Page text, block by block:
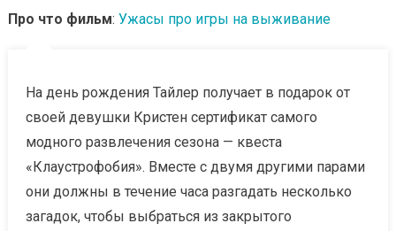
Про что фильм: Ужасы про игры на выживание
На день рождения Тайлер получает в подарок от
своей девушки Кристен сертификат самого
модного развлечения сезона — квеста
«Клаустрофобия». Вместе с двумя другими парами
они должны в течение часа разгадать несколько
загадок, чтобы выбраться из закрытого